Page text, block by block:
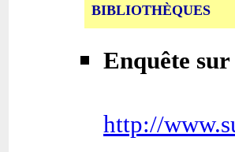
BIBLIOTHÈQUES
Enquête
http://